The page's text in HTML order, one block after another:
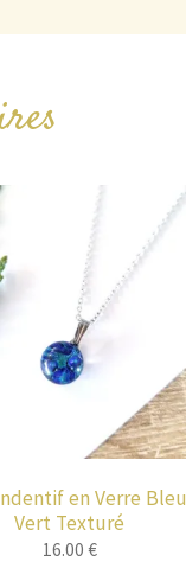
en Verre Bleu
Vert Texturé
16.00 €